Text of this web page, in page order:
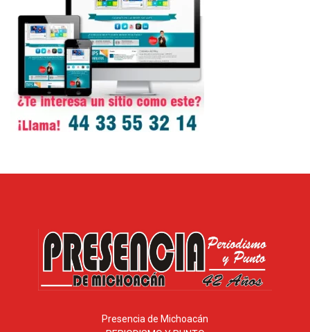
Presencia de Michoacán